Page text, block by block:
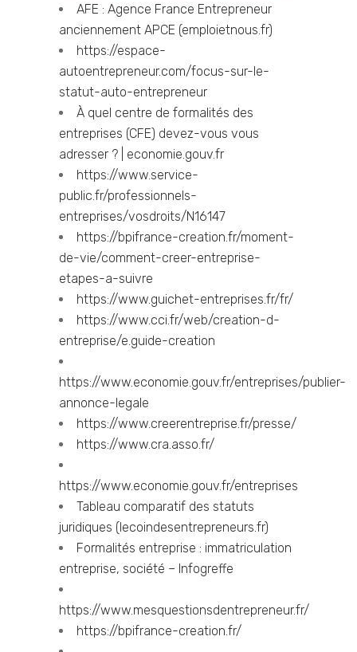
AFE : Agence France Entrepreneur
anciennement APCE (emploietnous.fr)
https://espace-
autoentrepreneur.com/focus-sur-le-
statut-auto-entrepreneur
À quel centre de formalités des
entreprises (CFE) devez-vous vous
adresser ? | economie.gouv.fr
https://www.service-
public.fr/professionnels-
entreprises/vosdroits/N16147
https://bpifrance-creation.fr/moment-
de-vie/comment-creer-entreprise-
etapes-a-suivre
https://www.guichet-entreprises.fr/fr/
https://www.cci.fr/web/creation-d-
entreprise/e.guide-creation
https://www.economie.gouv.fr/entreprises/publier-
annonce-legale
https://www.creerentreprise.fr/presse/
https://www.cra.asso.fr/
https://www.economie.gouv.fr/entreprises
Tableau comparatif des statuts
juridiques (lecoindesentrepreneurs.fr)
Formalités entreprise : immatriculation
entreprise, société – Infogreffe
https://www.mesquestionsdentrepreneur.fr/
https://bpifrance-creation.fr/